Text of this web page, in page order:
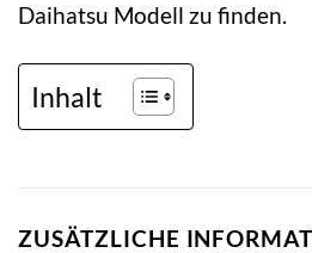
Daihatsu Modell zu finden.
Inhalt
ZUSÄTZLICHE